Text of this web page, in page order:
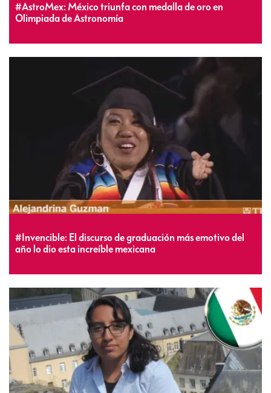
#AstroMex: México triunfa con medalla de oro en
Olimpiada de Astronomía
#Invencible: El discurso de graduación más emotivo del
año lo dio esta increíble mexicana